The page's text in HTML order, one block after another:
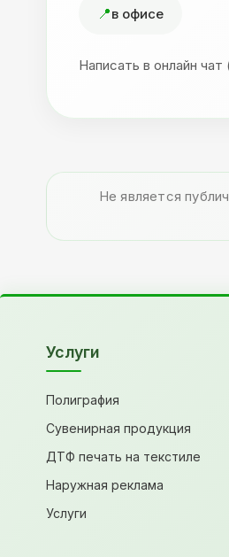
в офисе
Написать в онлайн чат
Не является
Услуги
Полиграфия
Сувенирная продукция
ДТФ печать на текстиле
Наружная реклама
Услуги